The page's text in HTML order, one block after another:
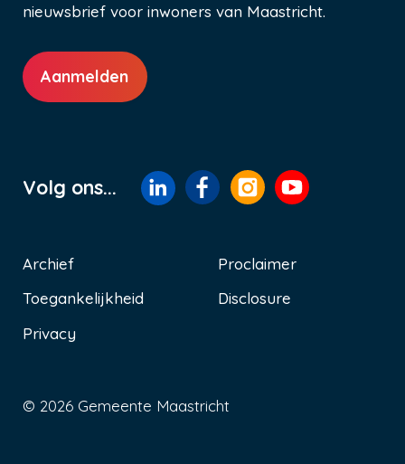
nieuwsbrief voor inwoners van Maastricht.
Aanmelden
Volg ons...
Archief
Toegankelijkheid
Privacy
Proclaimer
Disclosure
© 2026 Gemeente Maastricht